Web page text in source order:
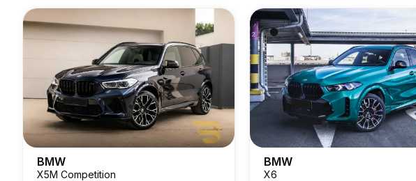
BMW
X5M Competition
BMW
X6